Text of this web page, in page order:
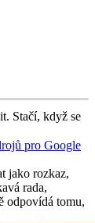
Stačí, když se
pro Google
jako rozkaz,
rada,
odpovídá tomu,